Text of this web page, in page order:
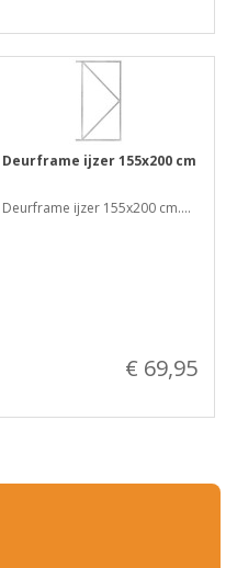
Deurframe ijzer 155x200 cm
Deurframe ijzer 155x200 cm....
€ 69,95